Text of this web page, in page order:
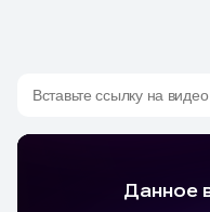
Вставьте ссылку на видео